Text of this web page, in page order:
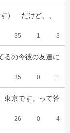
）　だけど、、
35 1 3
るの今彼の友達に
35 0 1
東京です。って答
26 0 4